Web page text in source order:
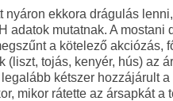
nyáron ekkora drágulás
adatok mutatnak. A mostani
a kötelező akciózás,
(liszt, tojás, kenyér, hús) az
kétszer hozzájárult
mikor rátette az ársapkát a